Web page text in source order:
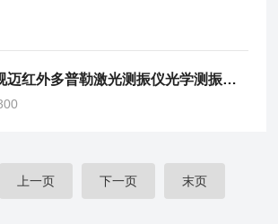
红外多普勒激光测振仪光学测振系统
上一页 下一页 末页